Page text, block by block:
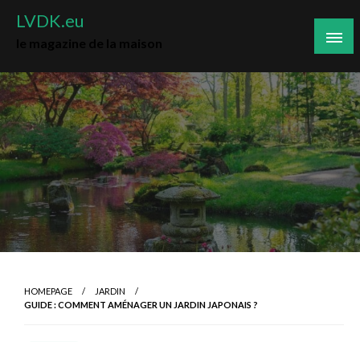
LVDK.eu
HOMEPAGE
JARDIN
GUIDE : COMMENT AMÉNAGER UN JARDIN JAPONAIS ?